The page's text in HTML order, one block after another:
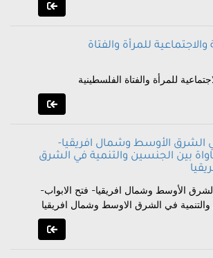
للمرأة والفتاة
للمرأة والفتاة الفلسطينية
الشرق الأوسط وشمال افريقيا-
بين الجنسين والتنمية في الشرق
الأوسط وشمال افريقيا- فتح الابواب-
والتنمية في الشرق الاوسط وشمال افريقيا